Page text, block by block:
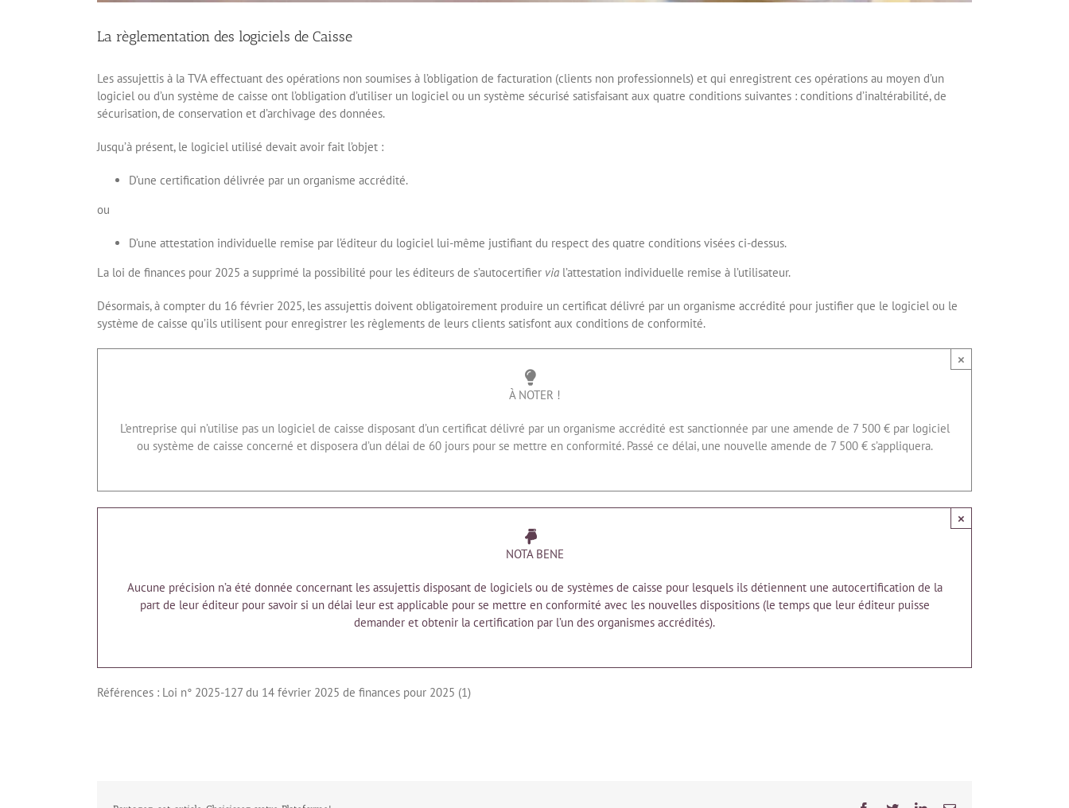
La règlementation des logiciels de Caisse
Les assujettis à la TVA effectuant des opérations non soumises à l’obligation de facturation (clients non professionnels) et qui enregistrent ces opérations au moyen d’un
logiciel ou d’un système de caisse ont l’obligation d’utiliser un logiciel ou un système sécurisé satisfaisant aux quatre conditions suivantes : conditions d’inaltérabilité, de
sécurisation, de conservation et d’archivage des données.
Jusqu’à présent, le logiciel utilisé devait avoir fait l’objet :
D’une certification délivrée par un organisme accrédité.
ou
D’une attestation individuelle remise par l’éditeur du logiciel lui-même justifiant du respect des quatre conditions visées ci-dessus.
La loi de finances pour 2025 a supprimé la possibilité pour les éditeurs de s’autocertifiervial’attestation individuelle remise à l’utilisateur.
Désormais, à compter du 16 février 2025, les assujettis doivent obligatoirement produire un certificat délivré par un organisme accrédité pour justifier que le logiciel ou le
système de caisse qu’ils utilisent pour enregistrer les règlements de leurs clients satisfont aux conditions de conformité.
À NOTER !
L’entreprise qui n’utilise pas un logiciel de caisse disposant d’un certificat délivré par un organisme accrédité est sanctionnée par une amende de 7 500 € par logiciel
ou système de caisse concerné et disposera d’un délai de 60 jours pour se mettre en conformité. Passé ce délai, une nouvelle amende de 7 500 € s’appliquera.
×
NOTA BENE
Aucune précision n’a été donnée concernant les assujettis disposant de logiciels ou de systèmes de caisse pour lesquels ils détiennent une autocertification de la
part de leur éditeur pour savoir si un délai leur est applicable pour se mettre en conformité avec les nouvelles dispositions (le temps que leur éditeur puisse
demander et obtenir la certification par l’un des organismes accrédités).
×
Références : Loi n° 2025-127 du 14 février 2025 de finances pour 2025 (1)